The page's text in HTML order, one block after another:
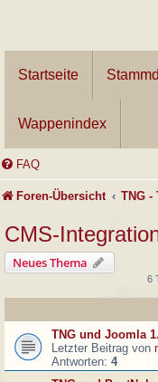
Startseite
Wappenindex
FAQ
Foren-Übersicht TNG -
CMS-
Neues Thema
6
TNG und Joomla
Letzter Beitrag von
Antworten: 4